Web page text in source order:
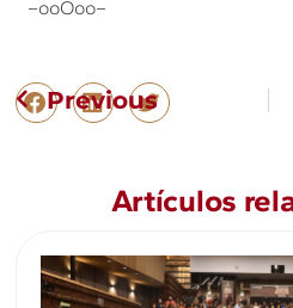
–ooOoo–
Previous
Artículos